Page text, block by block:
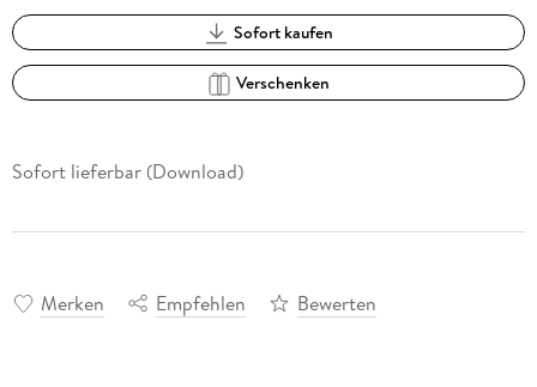
Sofort kaufen
Verschenken
Sofort lieferbar (Download)
Merken Empfehlen Bewerten